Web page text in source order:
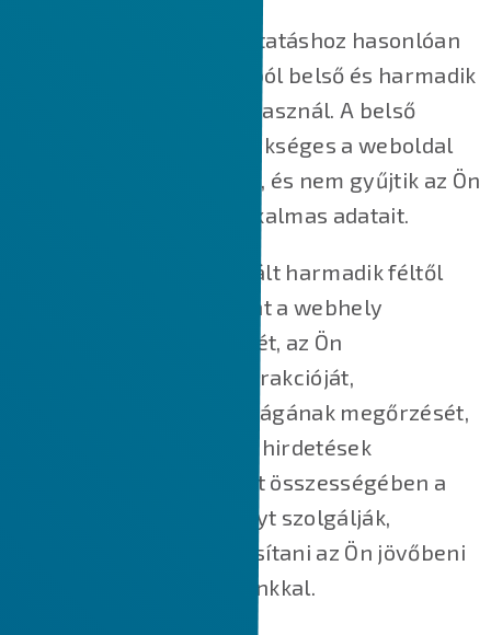
A legtöbb online szolgáltatáshoz hasonlóan
weboldalunk is több célból belső és harmadik
féltől származó sütiket használ. A belső
cookie-k nagy részre szükséges a weboldal
megfelelő működéséhez, és nem gyűjtik az Ön
személyazonosításra alkalmas adatait.
A weboldalunkon használt harmadik féltől
származó cookie-k főként a webhely
működésének megértését, az Ön
webhelyünkkel való interakcióját,
szolgáltatásaink biztonságának megőrzését,
az Ön számára releváns hirdetések
megjelenítését, valamint összességében a
jobb felhasználói élményt szolgálják,
valamint segítik felgyorsítani az Ön jövőbeni
interakcióit a weboldalunkkal.